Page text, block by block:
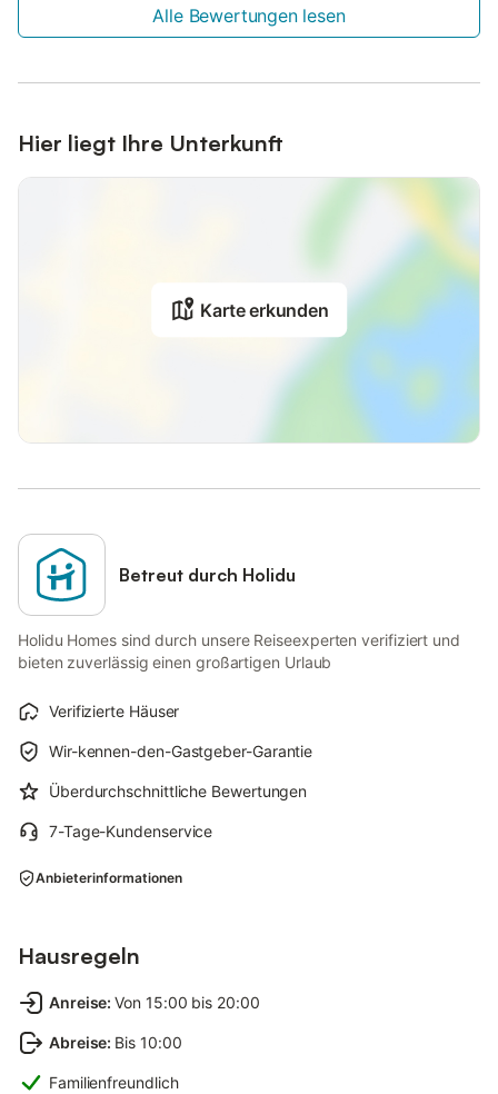
Alle Bewertungen lesen
Hier liegt Ihre Unterkunft
Karte erkunden
Betreut durch Holidu
Holidu Homes sind durch unsere Reiseexperten verifiziert und
bieten zuverlässig einen großartigen Urlaub
Verifizierte Häuser
Wir-kennen-den-Gastgeber-Garantie
Überdurchschnittliche Bewertungen
7-Tage-Kundenservice
Anbieterinformationen
Hausregeln
Anreise: Von 15:00 bis 20:00
Abreise: Bis 10:00
Familienfreundlich